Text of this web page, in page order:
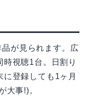
が見られます。広
視聴1台。日割り
登録しても1ヶ月
大事!)。